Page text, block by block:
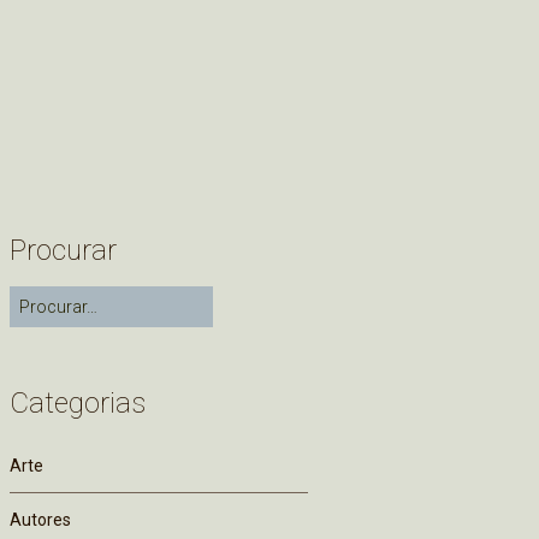
Procurar
Categorias
Arte
Autores